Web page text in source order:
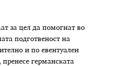
за цел да помогнат во
подготвеност на
и по евентуален
пренесе германската